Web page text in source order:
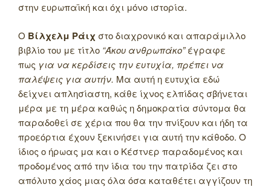
στην ευρωπαϊκή και όχι μόνο ιστορία.
Ο Βίλχελμ Ράιχ στο διαχρονικό και απαράμιλλο
βιβλίο του με τίτλο “Άκου ανθρωπάκο”έγραφε
πως για να κερδίσεις την ευτυχία, πρέπει να
παλέψεις για αυτήν. Μα αυτή η ευτυχία εδώ
δείχνει απλησίαστη, κάθε ίχνος ελπίδας σβήνεται
μέρα με τη μέρα καθώς η δημοκρατία σύντομα θα
παραδοθεί σε χέρια που θα την πνίξουν και ήδη τα
προεόρτια έχουν ξεκινήσει για αυτή την κάθοδο. Ο
ίδιος ο ήρωας μα και ο Κέστνερ παραδομένος και
προδομένος από την ίδια του την πατρίδα ζει στο
απόλυτο χάος μιας όλα όσα καταθέτει αγγίζουν τη